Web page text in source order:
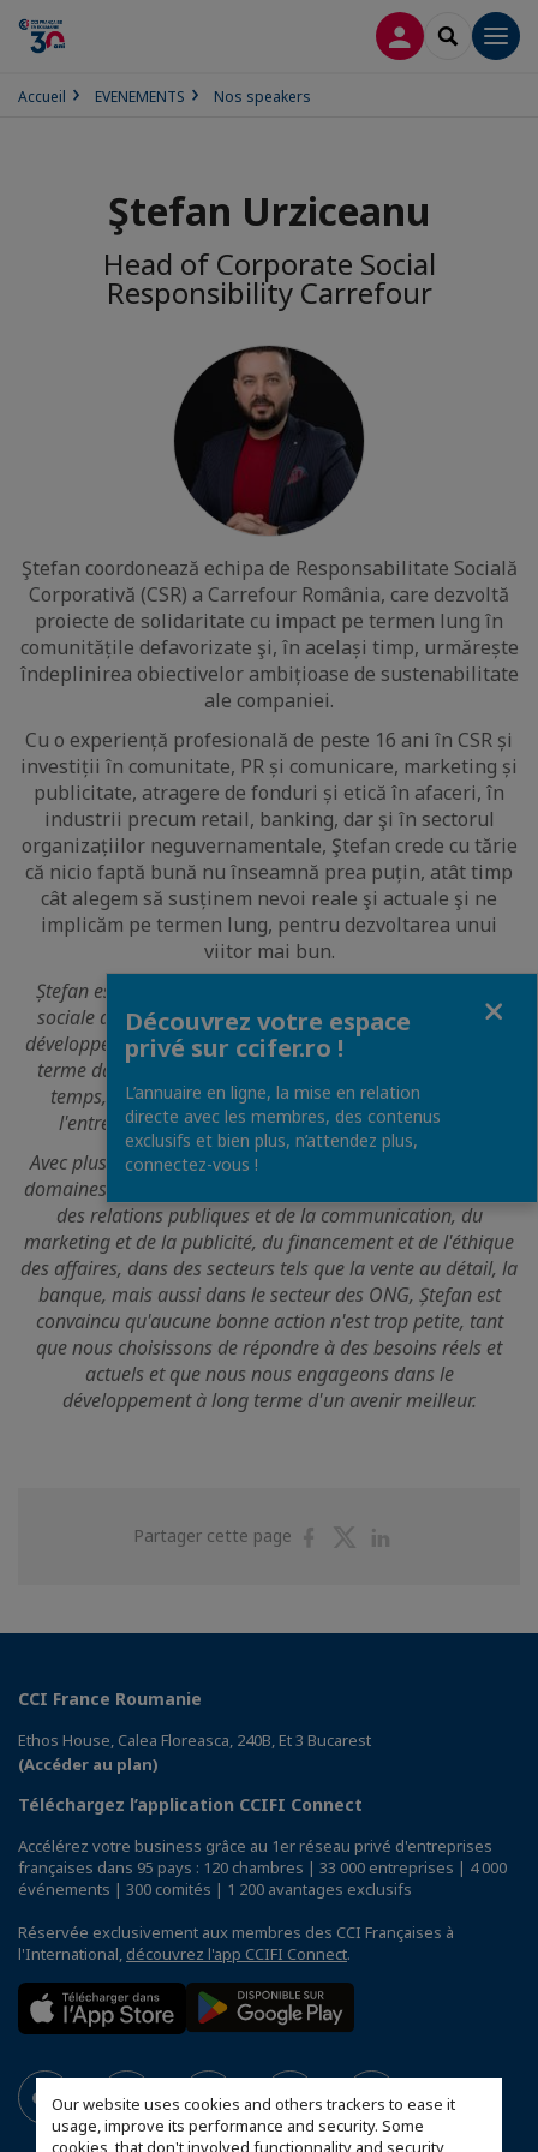
Our website uses cookies and others trackers to ease it
usage, improve its performance and security. Some
cookies, that don't involved functionnality and security,
CONNEXION
Accueil EVENEMENTS Nos speakers
Ştefan Urziceanu
Head of Corporate Social
Responsibility Carrefour
Ştefan coordonează echipa de Responsabilitate Socială
Corporativă (CSR) a Carrefour România, care dezvoltă
proiecte de solidaritate cu impact pe termen lung în
comunitățile defavorizate şi, în același timp, urmărește
îndeplinirea obiectivelor ambițioase de sustenabilitate
ale companiei.
Cu o experiență profesională de peste 16 ani în CSR și
investiții în comunitate, PR și comunicare, marketing și
publicitate, atragere de fonduri și etică în afaceri, în
industrii precum retail, banking, dar şi în sectorul
organizațiilor neguvernamentale, Ştefan crede cu tărie
că nicio faptă bună nu înseamnă prea puțin, atât timp
cât alegem să susținem nevoi reale şi actuale şi ne
implicăm pe termen lung, pentru dezvoltarea unui
viitor mai bun.
Ștefan est chargé de coordonner l'équipe Responsabilité
sociale de l'entreprise (RSE) de Carrefour Roumanie, qui
développe des projets de solidarité ayant un impact à long
terme dans les communautés défavorisées et, en même
temps, cherche à atteindre les objectifs ambitieux de
l'entreprise en matière de développement durable.
Avec plus de 16 ans d'expérience professionnelle dans les
domaines de la RSE et de l'investissement communautaire,
des relations publiques et de la communication, du
marketing et de la publicité, du financement et de l'éthique
des affaires, dans des secteurs tels que la vente au détail, la
banque, mais aussi dans le secteur des ONG, Ștefan est
convaincu qu'aucune bonne action n'est trop petite, tant
que nous choisissons de répondre à des besoins réels et
actuels et que nous nous engageons dans le
développement à long terme d'un avenir meilleur.
Partager cette page
PartagerPartager
CCI France Roumanie
Ethos House, Calea Floreasca, 240B, Et 3 Bucarest
(Accéder au plan)
Téléchargez l’application CCIFI Connect
Accélérez votre business grâce au 1er réseau privé d'entreprises
françaises dans 95 pays : 120 chambres | 33 000 entreprises | 4 000
événements | 300 comités | 1 200 avantages exclusifs
Réservée exclusivement aux membres des CCI Françaises à
l'International, découvrez l'app CCIFI Connect.
Découvrez votre espace
privé sur ccifer.ro !
L’annuaire en ligne, la mise en relation
directe avec les membres, des contenus
exclusifs et bien plus, n’attendez plus,
connectez-vous !